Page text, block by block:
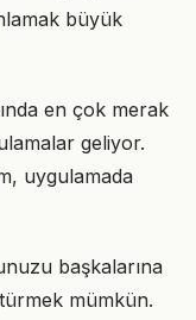
büyük
en çok merak
geliyor.
uygulamada
başkalarına
mümkün.